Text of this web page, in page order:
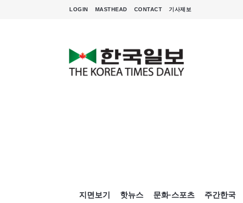
LOGIN MASTHEAD CONTACT 기사제보
지면보기 핫뉴스 문화·스포츠 주간한국